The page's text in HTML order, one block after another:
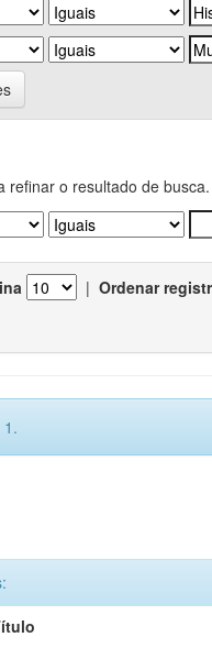
refinar o resultado de busca.
| Ordenar